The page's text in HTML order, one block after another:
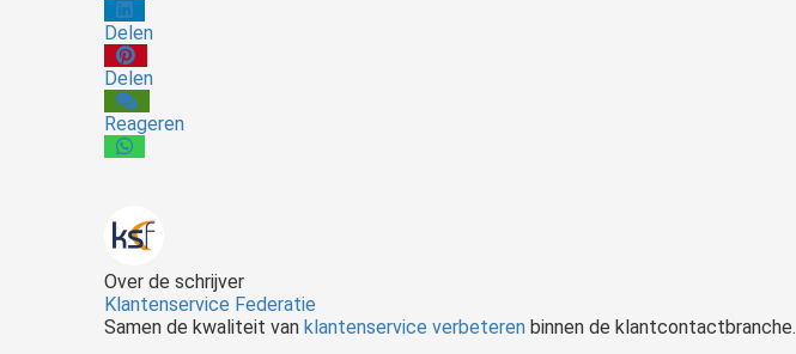
Delen
Delen
Reageren
Over de schrijver
Klantenservice Federatie
Samen de kwaliteit van klantenservice verbeteren binnen de klantcontactbranche.